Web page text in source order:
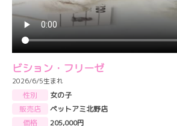
ビション・フリーゼ
2026/6/5生まれ
性別
女の子
販売店
ペットアミ北野店
価格
205,000円